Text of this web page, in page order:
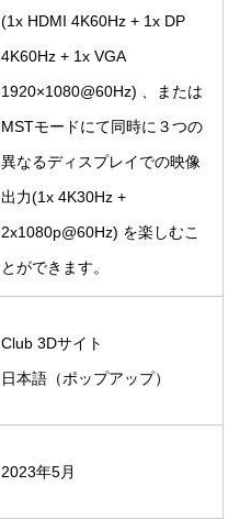
(1x HDMI 4K60Hz + 1x DP
4K60Hz + 1x VGA
1920×1080@60Hz) 、または
MSTモードにて同時に３つの
異なるディスプレイでの映像
出力(1x 4K30Hz +
2x1080p@60Hz) を楽しむこ
とができます。
Club 3Dサイト
日本語（ポップアップ）
2023年5月